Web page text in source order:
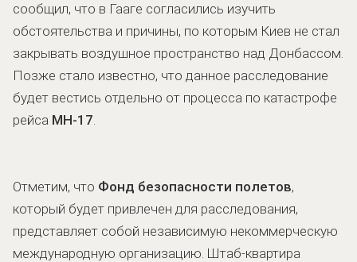
сообщил, что в Гааге согласились изучить
обстоятельства и причины, по которым Киев не стал
закрывать воздушное пространство над Донбассом.
Позже стало известно, что данное расследование
будет вестись отдельно от процесса по катастрофе
рейса MH-17.
Отметим, что Фонд безопасности полетов,
который будет привлечен для расследования,
представляет собой независимую некоммерческую
международную организацию. Штаб-квартира